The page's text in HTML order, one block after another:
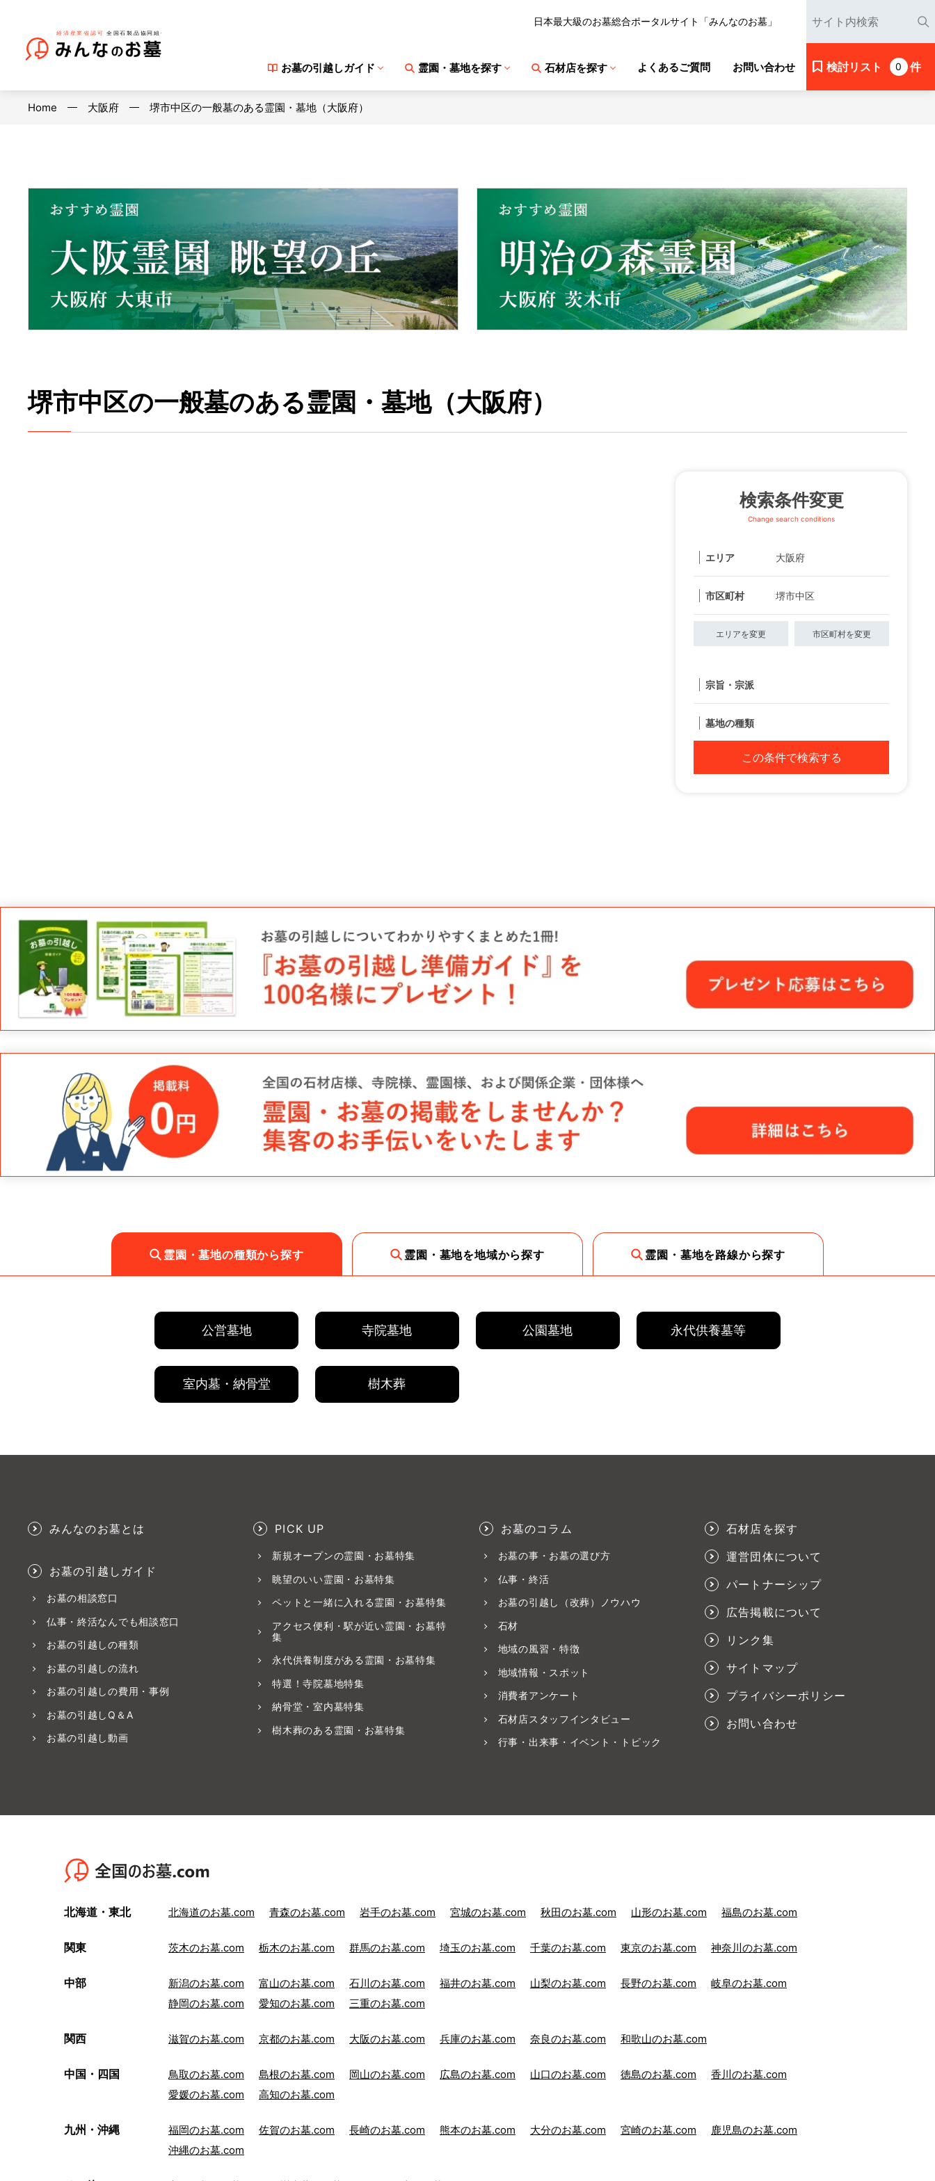
日本最大級のお墓総合ポータルサイト「みんなのお墓」
お墓の引越しガイド 霊園・墓地を探す 石材店を探す よくあるご質問 お問い合わせ 検討リスト 0 件
Home 大阪府 堺市中区の一般墓のある霊園・墓地（大阪府）
堺市中区の一般墓のある霊園・墓地（大阪府）
検索条件変更
Change search conditions
エリア 大阪府
市区町村 堺市中区
エリアを変更 市区町村を変更
宗旨・宗派
墓地の種類
この条件で検索する
霊園・墓地の種類から探す 霊園・墓地を地域から探す 霊園・墓地を路線から探す
公営墓地 寺院墓地 公園墓地 永代供養墓等
室内墓・納骨堂 樹木葬
みんなのお墓とは
お墓の引越しガイド
お墓の相談窓口
仏事・終活なんでも相談窓口
お墓の引越しの種類
お墓の引越しの流れ
お墓の引越しの費用・事例
お墓の引越しQ＆A
お墓の引越し動画
PICK UP
新規オープンの霊園・お墓特集
眺望のいい霊園・お墓特集
ペットと一緒に入れる霊園・お墓特集
アクセス便利・駅が近い霊園・お墓特
集
永代供養制度がある霊園・お墓特集
特選！寺院墓地特集
納骨堂・室内墓特集
樹木葬のある霊園・お墓特集
お墓のコラム
お墓の事・お墓の選び方
仏事・終活
お墓の引越し（改葬）ノウハウ
石材
地域の風習・特徴
地域情報・スポット
消費者アンケート
石材店スタッフインタビュー
行事・出来事・イベント・トピック
石材店を探す
運営団体について
パートナーシップ
広告掲載について
リンク集
サイトマップ
プライバシーポリシー
お問い合わせ
北海道・東北 北海道のお墓.com 青森のお墓.com 岩手のお墓.com 宮城のお墓.com 秋田のお墓.com 山形のお墓.com 福島のお墓.com
関東 茨木のお墓.com 栃木のお墓.com 群馬のお墓.com 埼玉のお墓.com 千葉のお墓.com 東京のお墓.com 神奈川のお墓.com
中部 新潟のお墓.com 富山のお墓.com 石川のお墓.com 福井のお墓.com 山梨のお墓.com 長野のお墓.com
岐阜のお墓.com
静岡のお墓.com
愛知のお墓.com 三重のお墓.com
関西 滋賀のお墓.com 京都のお墓.com 大阪のお墓.com 兵庫のお墓.com 奈良のお墓.com 和歌山のお墓.com
中国・四国 鳥取のお墓.com 島根のお墓.com 岡山のお墓.com 広島のお墓.com 山口のお墓.com 徳島のお墓.com
香川のお墓.com
愛媛のお墓.com
高知のお墓.com
九州・沖縄 福岡のお墓.com 佐賀のお墓.com 長崎のお墓.com 熊本のお墓.com 大分のお墓.com 宮崎のお墓.com
鹿児島のお墓.com
沖縄のお墓.com